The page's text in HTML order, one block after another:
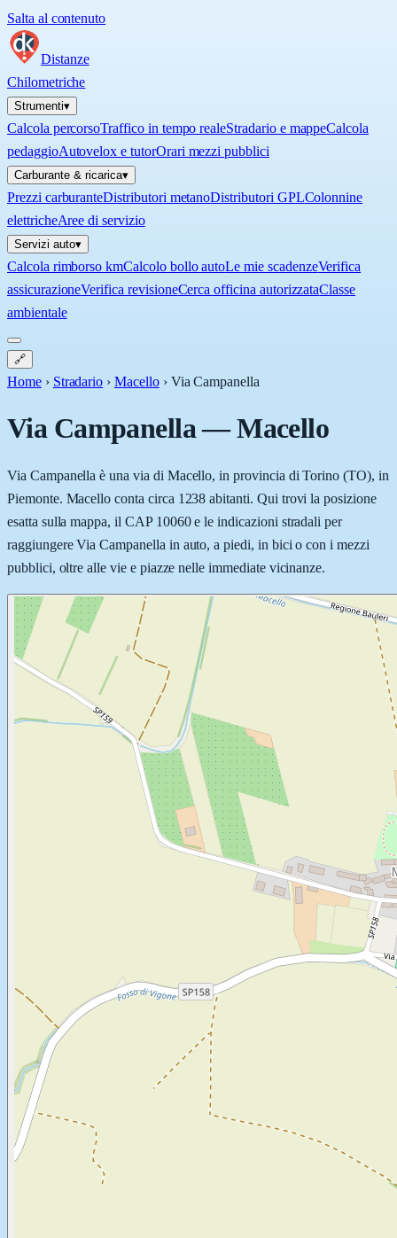
Salta al contenuto
Distanze
Chilometriche
Strumenti▾
Calcola percorsoTraffico in tempo realeStradario e mappeCalcola
pedaggioAutovelox e tutorOrari mezzi pubblici
Carburante & ricarica▾
Prezzi carburanteDistributori metanoDistributori GPLColonnine
elettricheAree di servizio
Servizi auto▾
Calcola rimborso kmCalcolo bollo autoLe mie scadenzeVerifica
assicurazioneVerifica revisioneCerca officina autorizzataClasse
ambientale
🔗
Home › Stradario › Macello › Via Campanella
Via Campanella—Macello
Via Campanella è una via di Macello, in provincia di Torino (TO), in
Piemonte. Macello conta circa 1238 abitanti. Qui trovi la posizione
esatta sulla mappa, il CAP 10060 e le indicazioni stradali per
raggiungere Via Campanella in auto, a piedi, in bici o con i mezzi
pubblici, oltre alle vie e piazze nelle immediate vicinanze.